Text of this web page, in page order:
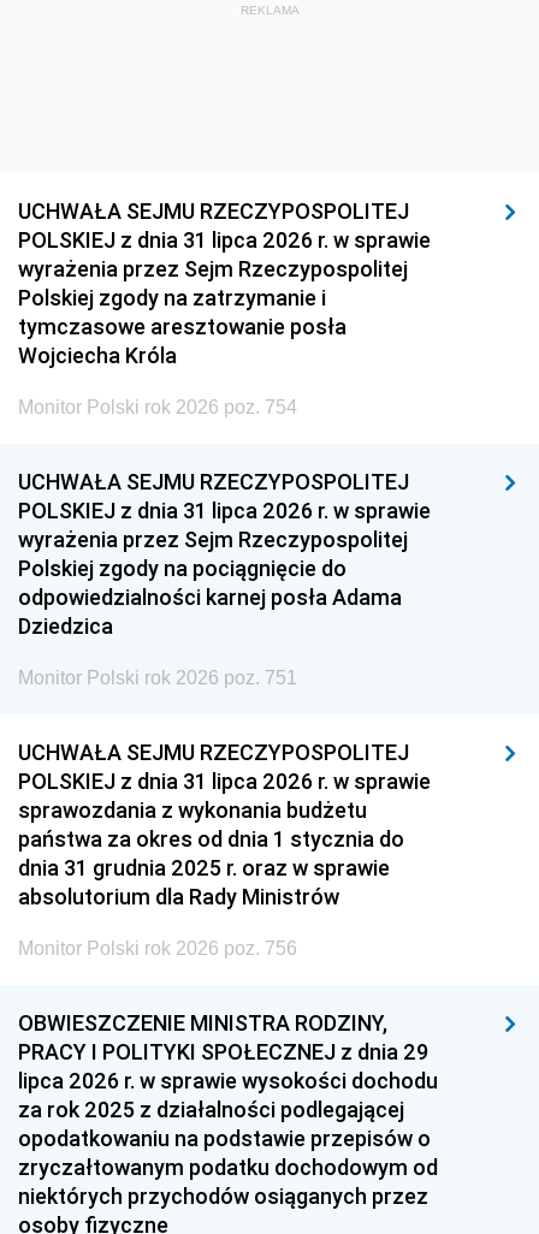
REKLAMA
UCHWAŁA SEJMU RZECZYPOSPOLITEJ
POLSKIEJ z dnia 31 lipca 2026 r. w sprawie
wyrażenia przez Sejm Rzeczypospolitej
Polskiej zgody na zatrzymanie i
tymczasowe aresztowanie posła
Wojciecha Króla
Monitor Polski rok 2026 poz. 754
UCHWAŁA SEJMU RZECZYPOSPOLITEJ
POLSKIEJ z dnia 31 lipca 2026 r. w sprawie
wyrażenia przez Sejm Rzeczypospolitej
Polskiej zgody na pociągnięcie do
odpowiedzialności karnej posła Adama
Dziedzica
Monitor Polski rok 2026 poz. 751
UCHWAŁA SEJMU RZECZYPOSPOLITEJ
POLSKIEJ z dnia 31 lipca 2026 r. w sprawie
sprawozdania z wykonania budżetu
państwa za okres od dnia 1 stycznia do
dnia 31 grudnia 2025 r. oraz w sprawie
absolutorium dla Rady Ministrów
Monitor Polski rok 2026 poz. 756
OBWIESZCZENIE MINISTRA RODZINY,
PRACY I POLITYKI SPOŁECZNEJ z dnia 29
lipca 2026 r. w sprawie wysokości dochodu
za rok 2025 z działalności podlegającej
opodatkowaniu na podstawie przepisów o
zryczałtowanym podatku dochodowym od
niektórych przychodów osiąganych przez
osoby fizyczne